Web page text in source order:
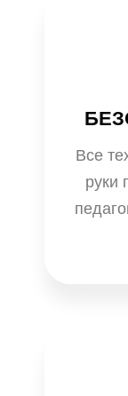
Все
руки